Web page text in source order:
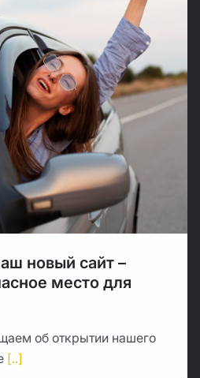
новый сайт –
место для
об открытии нашего
[..]